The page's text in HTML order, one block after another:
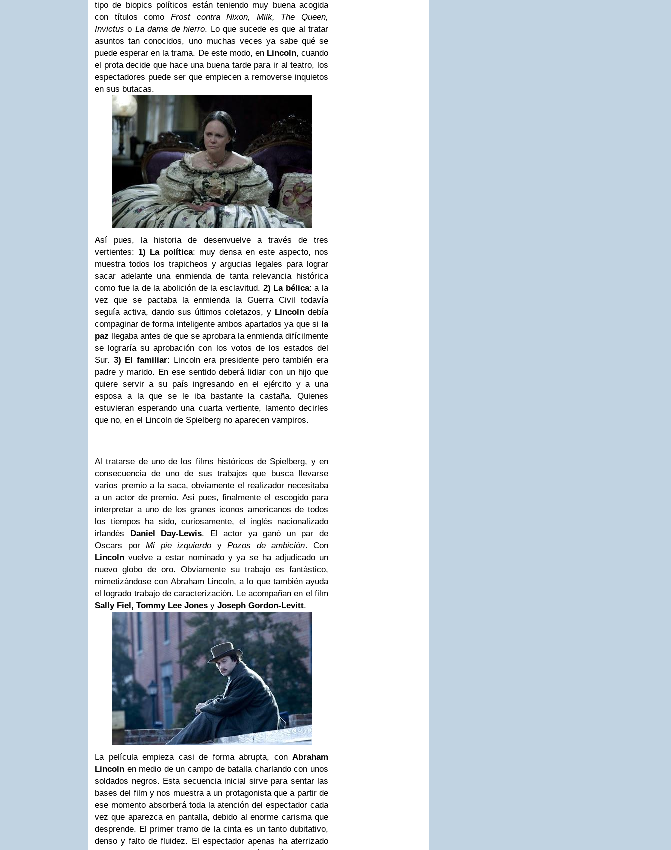
tipo de biopics políticos están teniendo muy buena acogida
con títulos como Frost contra Nixon, Milk, The Queen,
Invictus o La dama de hierro. Lo que sucede es que al tratar
asuntos tan conocidos, uno muchas veces ya sabe qué se
puede esperar en la trama. De este modo, en Lincoln, cuando
el prota decide que hace una buena tarde para ir al teatro, los
espectadores puede ser que empiecen a removerse inquietos
en sus butacas.
Así pues, la historia de desenvuelve a través de tres
vertientes: 1) La política: muy densa en este aspecto, nos
muestra todos los trapicheos y argucias legales para lograr
sacar adelante una enmienda de tanta relevancia histórica
como fue la de la abolición de la esclavitud. 2) La bélica: a la
vez que se pactaba la enmienda la Guerra Civil todavía
seguía activa, dando sus últimos coletazos, y Lincoln debía
compaginar de forma inteligente ambos apartados ya que si la
paz llegaba antes de que se aprobara la enmienda difícilmente
se lograría su aprobación con los votos de los estados del
Sur. 3) El familiar: Lincoln era presidente pero también era
padre y marido. En ese sentido deberá lidiar con un hijo que
quiere servir a su país ingresando en el ejército y a una
esposa a la que se le iba bastante la castaña. Quienes
estuvieran esperando una cuarta vertiente, lamento decirles
que no, en el Lincoln de Spielberg no aparecen vampiros.
Al tratarse de uno de los films históricos de Spielberg, y en
consecuencia de uno de sus trabajos que busca llevarse
varios premio a la saca, obviamente el realizador necesitaba
a un actor de premio. Así pues, finalmente el escogido para
interpretar a uno de los granes iconos americanos de todos
los tiempos ha sido, curiosamente, el inglés nacionalizado
irlandés Daniel Day-Lewis. El actor ya ganó un par de
Oscars porMi pie izquierdo yPozos de ambición. Con
Lincoln vuelve a estar nominado y ya se ha adjudicado un
nuevo globo de oro. Obviamente su trabajo es fantástico,
mimetizándose con Abraham Lincoln, a lo que también ayuda
el logrado trabajo de caracterización. Le acompañan en el film
Sally Fiel, Tommy Lee Jones y Joseph Gordon-Levitt.
La película empieza casi de forma abrupta, con Abraham
Lincoln en medio de un campo de batalla charlando con unos
soldados negros. Esta secuencia inicial sirve para sentar las
bases del film y nos muestra a un protagonista que a partir de
ese momento absorberá toda la atención del espectador cada
vez que aparezca en pantalla, debido al enorme carisma que
desprende. El primer tramo de la cinta es un tanto dubitativo,
denso y falto de fluidez. El espectador apenas ha aterrizado